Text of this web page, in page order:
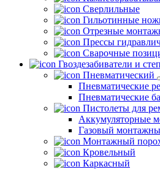
Сверлильные
Гильотинные
Отрезные
Прессы
Сварочные
Гвоздезабиватели и
Пневматический
Пневматические
Пневматические
Пистолеты для
Аккумуляторные
Газовый
Монтажный
Кровельный
Каркасный